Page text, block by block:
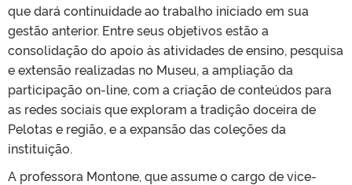
que dará continuidade ao trabalho iniciado em sua
gestão anterior. Entre seus objetivos estão a
consolidação do apoio às atividades de ensino, pesquisa
e extensão realizadas no Museu, a ampliação da
participação on-line, com a criação de conteúdos para
as redes sociais que exploram a tradição doceira de
Pelotas e região, e a expansão das coleções da
instituição.
A professora Montone, que assume o cargo de vice-